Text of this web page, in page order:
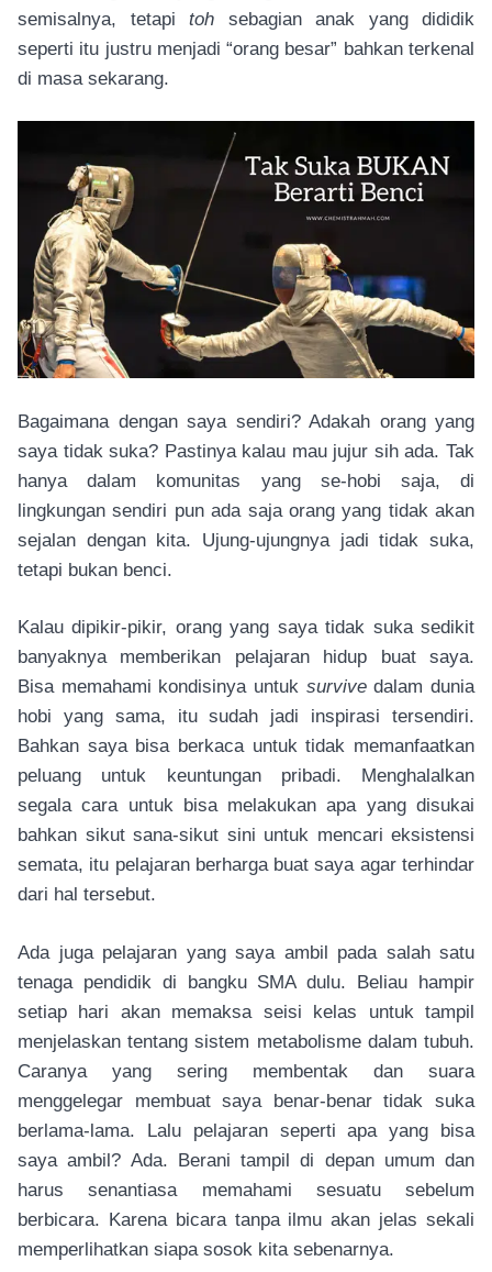
semisalnya, tetapi toh sebagian anak yang dididik
seperti itu justru menjadi “orang besar” bahkan terkenal
di masa sekarang.
Bagaimana dengan saya sendiri? Adakah orang yang
saya tidak suka? Pastinya kalau mau jujur sih ada. Tak
hanya dalam komunitas yang se-hobi saja, di
lingkungan sendiri pun ada saja orang yang tidak akan
sejalan dengan kita. Ujung-ujungnya jadi tidak suka,
tetapi bukan benci.
Kalau dipikir-pikir, orang yang saya tidak suka sedikit
banyaknya memberikan pelajaran hidup buat saya.
Bisa memahami kondisinya untuk survivedalam dunia
hobi yang sama, itu sudah jadi inspirasi tersendiri.
Bahkan saya bisa berkaca untuk tidak memanfaatkan
peluang untuk keuntungan pribadi. Menghalalkan
segala cara untuk bisa melakukan apa yang disukai
bahkan sikut sana-sikut sini untuk mencari eksistensi
semata, itu pelajaran berharga buat saya agar terhindar
dari hal tersebut.
Ada juga pelajaran yang saya ambil pada salah satu
tenaga pendidik di bangku SMA dulu. Beliau hampir
setiap hari akan memaksa seisi kelas untuk tampil
menjelaskan tentang sistem metabolisme dalam tubuh.
Caranya yang sering membentak dan suara
menggelegar membuat saya benar-benar tidak suka
berlama-lama. Lalu pelajaran seperti apa yang bisa
saya ambil? Ada. Berani tampil di depan umum dan
harus senantiasa memahami sesuatu sebelum
berbicara. Karena bicara tanpa ilmu akan jelas sekali
memperlihatkan siapa sosok kita sebenarnya.